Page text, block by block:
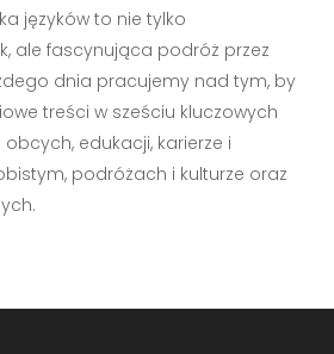
języków to nie tylko
ale fascynująca podróż przez
dnia pracujemy nad tym, by
treści w sześciu kluczowych
edukacji, karierze i
podróżach i kulturze oraz